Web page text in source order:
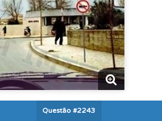
Questão #2243